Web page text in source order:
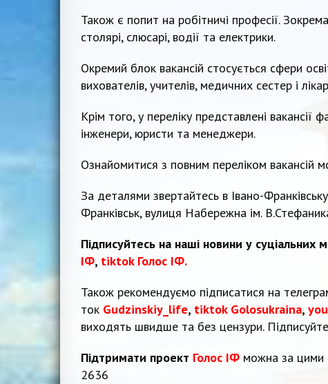
Також є попит на робітничі професії.
столярі, слюсарі, водії та електрики.
Окремий блок вакансій стосується сфери
вихователів, учителів, медичних сестер і
Крім того, у переліку представлені вакансії
інженери, юристи та менеджери.
Ознайомитися з повним переліком вакансій
За деталями звертайтесь в Івано-
Франківськ, вулиця Набережна ім.
Підписуйтесь на наші новини у суціальних
ІФ, tiktok Голос ІФ.
Також рекомендуємо підписатися на
ток Gudzinskiy_life, tiktok Golosukraina,
виходять швидше та без цензури.
Підтримати проект Голос ІФ можна за цими
2636